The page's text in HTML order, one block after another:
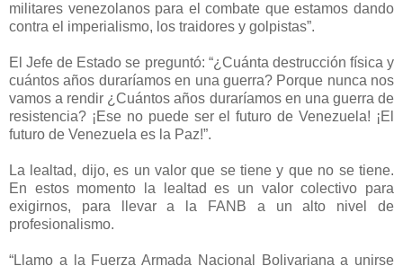
militares venezolanos para el combate que estamos dando
contra el imperialismo, los traidores y golpistas”.
El Jefe de Estado se preguntó: “¿Cuánta destrucción física y
cuántos años duraríamos en una guerra? Porque nunca nos
vamos a rendir ¿Cuántos años duraríamos en una guerra de
resistencia? ¡Ese no puede ser el futuro de Venezuela! ¡El
futuro de Venezuela es la Paz!”.
La lealtad, dijo, es un valor que se tiene y que no se tiene.
En estos momento la lealtad es un valor colectivo para
exigirnos, para llevar a la FANB a un alto nivel de
profesionalismo.
“Llamo a la Fuerza Armada Nacional Bolivariana a unirse